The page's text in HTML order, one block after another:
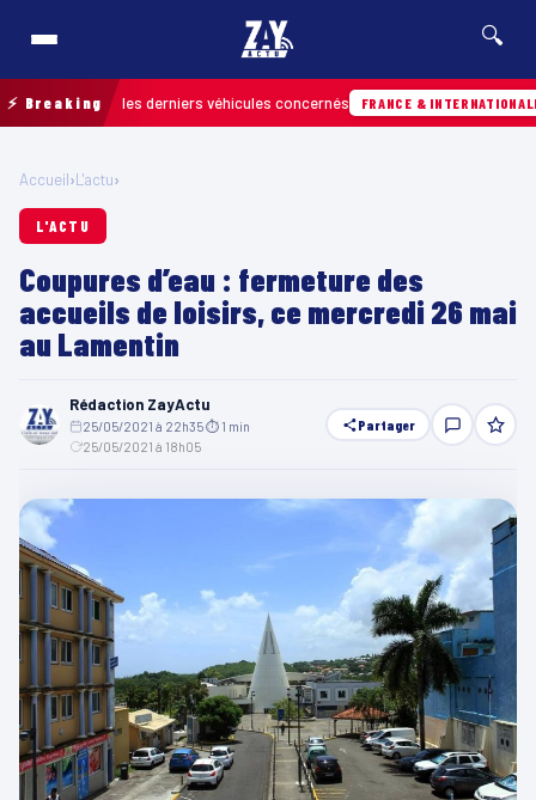
🔍
⚡ Breakingles derniers véhicules concernés FRANCE & INTERNATIONALE
Accueil›L'actu›
L'ACTU
Coupures d’eau : fermeture des
accueils de loisirs, ce mercredi 26 mai
au Lamentin
Rédaction ZayActu
25/05/2021 à 22h35⏱ 1 min
25/05/2021 à 18h05
Partager